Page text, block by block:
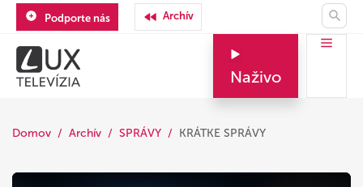
Podporte nás Archív
Naživo
Domov Archív SPRÁVY KRÁTKE SPRÁVY
This